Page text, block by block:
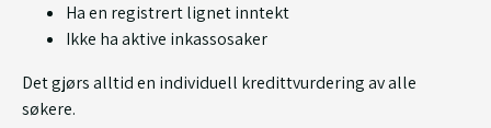
Ha en registrert lignet inntekt
Ikke ha aktive inkassosaker
Det gjørs alltid en individuell kredittvurdering av alle
søkere.